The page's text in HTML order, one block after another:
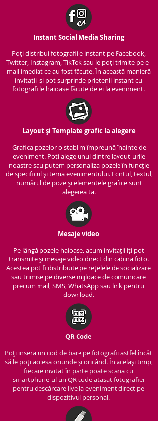
Instant Social Media Sharing
Poți distribui fotografiile instant pe Facebook,
Twitter, Instagram, TikTok sau le poți trimite pe e-
mail imediat ce au fost făcute. În această manieră
invitații iși pot surprinde prietenii instant cu
fotografiile haioase făcute de ei la eveniment.
Layout și Template grafic la alegere
Grafica pozelor o stablim împreună înainte de
eveniment. Poți alege unul dintre layout-urile
noastre sau putem personaliza pozele în funcție
de specificul și tema evenimentului. Fontul, textul,
numărul de poze și elementele grafice sunt
alegerea ta.
Mesaje video
Pe lângă pozele haioase, acum invitații iți pot
transmite și mesaje video direct din cabina foto.
Acestea pot fi distribuite pe rețelele de socializare
sau trimise pe diverse mijloace de comunicare
precum mail, SMS, WhatsApp sau link pentru
download.
QR Code
Poți insera un cod de bare pe fotografii astfel încât
să le poți accesa oriunde și oricând. În același timp,
fiecare invitat în parte poate scana cu
smartphone-ul un QR code atașat fotografiei
pentru descărcare live la eveniment direct pe
dispozitivul personal.